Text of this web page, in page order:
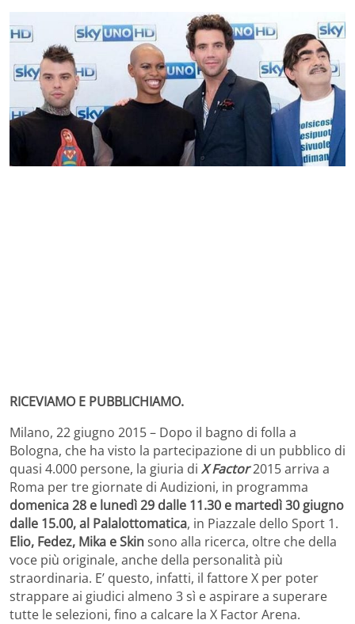
RICEVIAMO E PUBBLICHIAMO.
Milano, 22 giugno 2015 – Dopo il bagno di folla a
Bologna, che ha visto la partecipazione di un pubblico di
quasi 4.000 persone, la giuria di X Factor2015 arriva a
Roma per tre giornate di Audizioni, in programma
domenica 28 e lunedì 29 dalle 11.30 e martedì 30 giugno
dalle 15.00, al Palalottomatica, in Piazzale dello Sport 1.
Elio, Fedez, Mika e Skinsono alla ricerca, oltre che della
voce più originale, anche della personalità più
straordinaria. E’ questo, infatti, il fattore X per poter
strappare ai giudici almeno 3 sì e aspirare a superare
tutte le selezioni, fino a calcare la X Factor Arena.